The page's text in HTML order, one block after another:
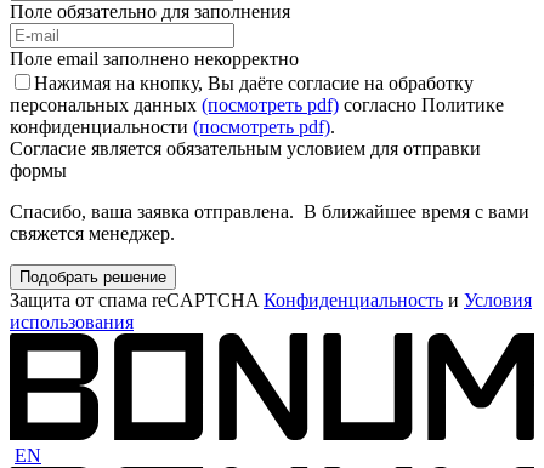
Поле обязательно для заполнения
Поле email заполнено некорректно
Нажимая на кнопку, Вы даёте согласие на обработку
персональных данных (посмотреть pdf) согласно Политике
конфиденциальности (посмотреть pdf).
Согласие является обязательным условием для отправки
формы
Спасибо, ваша заявка отправлена. В ближайшее время с вами
свяжется менеджер.
Подобрать решение
Защита от спама reCAPTCHA Конфиденциальность и Условия
использования
EN